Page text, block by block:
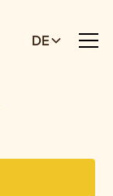
DE